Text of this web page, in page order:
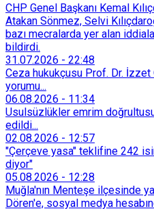
CHP Genel Başkanı Kemal
Atakan Sönmez, Selvi
bazı mecralarda yer alan
bildirdi.
31.07.2026 - 22:48
Ceza hukukçusu Prof. Dr.
yorumu...
06.08.2026 - 11:34
Usulsüzlükler emrim
edildi...
02.08.2026 - 12:57
"Çerçeve yasa" teklifine 242
diyor"
05.08.2026 - 12:28
Muğla'nın Menteşe ilçesinde
Dören'e, sosyal medya